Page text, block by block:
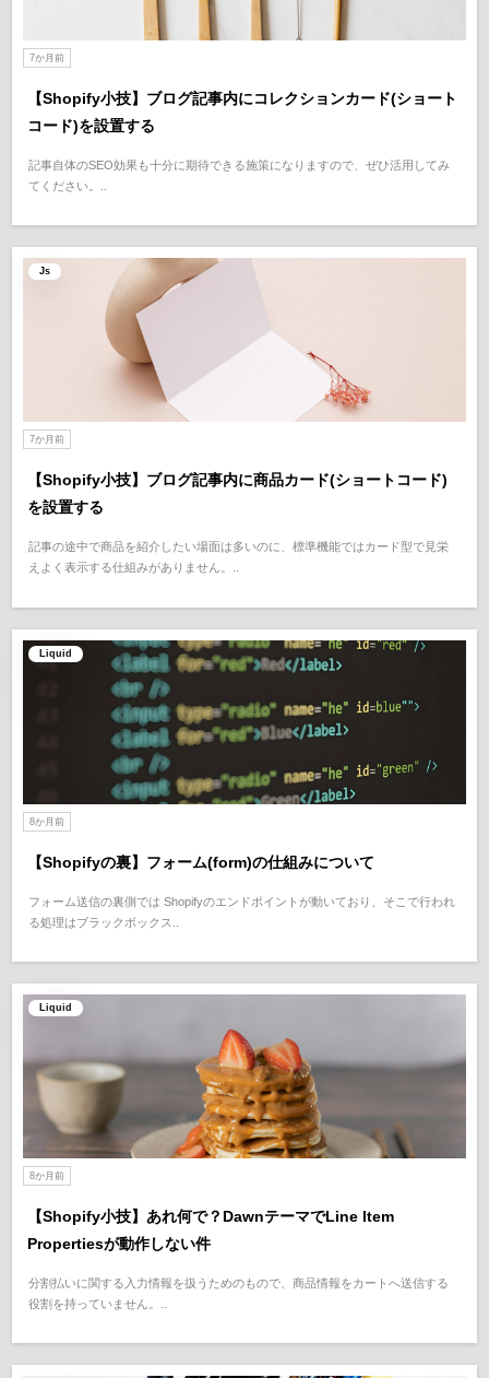
7か月前
【Shopify小技】ブログ記事内にコレクションカード(ショート
コード)を設置する
記事自体のSEO効果も十分に期待できる施策になりますので、ぜひ活用してみ
てください。..
Js
7か月前
【Shopify小技】ブログ記事内に商品カード(ショートコード)
を設置する
記事の途中で商品を紹介したい場面は多いのに、標準機能ではカード型で見栄
えよく表示する仕組みがありません。..
Liquid
8か月前
【Shopifyの裏】フォーム(form)の仕組みについて
フォーム送信の裏側では Shopifyのエンドポイントが動いており、そこで行われ
る処理はブラックボックス..
Liquid
8か月前
【Shopify小技】あれ何で？DawnテーマでLine Item
Propertiesが動作しない件
分割払いに関する入力情報を扱うためのもので、商品情報をカートへ送信する
役割を持っていません。..